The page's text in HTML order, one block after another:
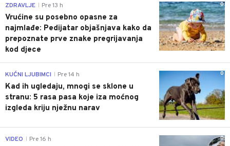
0
ZDRAVLJE Pre 13 h
Vrućine su posebno opasne za
najmlađe: Pedijatar objašnjava kako da
prepoznate prve znake pregrijavanja
kod djece
0
KUĆNI LJUBIMCI Pre 14 h
Kad ih ugledaju, mnogi se sklone u
stranu: 5 rasa pasa koje iza moćnog
izgleda kriju nježnu narav
0
VIDEO Pre 16 h